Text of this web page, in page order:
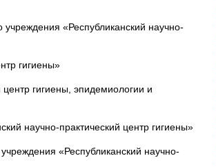
«Республиканский научно-
гигиены»
гигиены, эпидемиологии и
практический центр гигиены»
«Республиканский научно-